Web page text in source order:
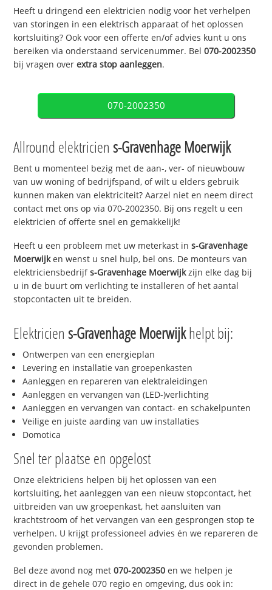
Heeft u dringend een elektricien nodig voor het verhelpen
van storingen in een elektrisch apparaat of het oplossen
kortsluiting? Ook voor een offerte en/of advies kunt u ons
bereiken via onderstaand servicenummer. Bel070-2002350
bij vragen overextra stop aanleggen.
070-2002350
Allround elektricien s-Gravenhage Moerwijk
Bent u momenteel bezig met de aan-, ver- of nieuwbouw
van uw woning of bedrijfspand, of wilt u elders gebruik
kunnen maken van elektriciteit? Aarzel niet en neem direct
contact met ons op via 070-2002350. Bij ons regelt u een
elektricien of offerte snel en gemakkelijk!
Heeft u een probleem met uw meterkast ins-Gravenhage
Moerwijken wenst u snel hulp, bel ons. De monteurs van
elektriciensbedrijfs-Gravenhage Moerwijkzijn elke dag bij
u in de buurt om verlichting te installeren of het aantal
stopcontacten uit te breiden.
Elektricien s-Gravenhage Moerwijkhelpt bij:
Ontwerpen van een energieplan
Levering en installatie van groepenkasten
Aanleggen en repareren van elektraleidingen
Aanleggen en vervangen van (LED-)verlichting
Aanleggen en vervangen van contact- en schakelpunten
Veilige en juiste aarding van uw installaties
Domotica
Snel ter plaatse en opgelost
Onze elektriciens helpen bij het oplossen van een
kortsluiting, het aanleggen van een nieuw stopcontact, het
uitbreiden van uw groepenkast, het aansluiten van
krachtstroom of het vervangen van een gesprongen stop te
verhelpen. U krijgt professioneel advies én we repareren de
gevonden problemen.
Bel deze avond nog met070-2002350 en we helpen je
direct in de gehele 070 regio en omgeving, dus ook in: